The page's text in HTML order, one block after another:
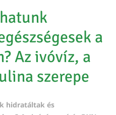
a
Az ivóvíz, a
szerepe
hidratáltak és